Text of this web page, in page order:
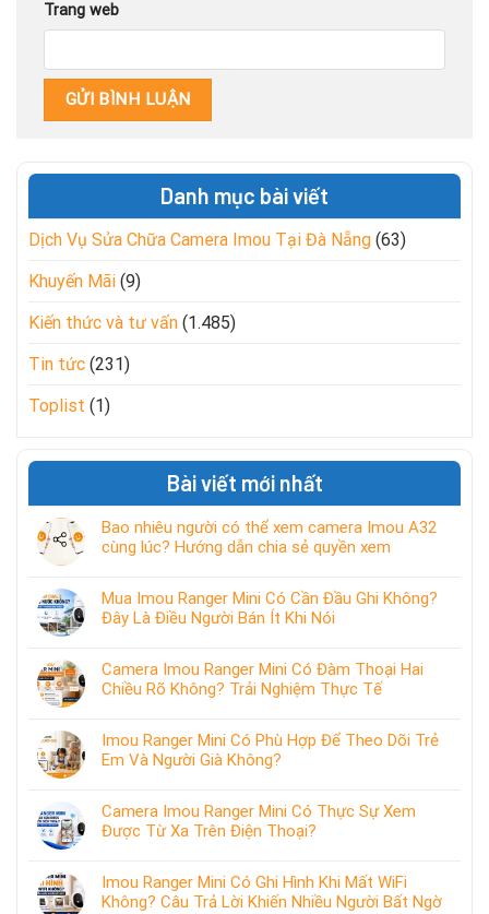
Trang web
Danh mục bài viết
Dịch Vụ Sửa Chữa Camera Imou Tại Đà Nẵng (63)
Khuyến Mãi (9)
Kiến thức và tư vấn (1.485)
Tin tức (231)
Toplist (1)
Bài viết mới nhất
Bao nhiêu người có thể xem camera Imou A32
cùng lúc? Hướng dẫn chia sẻ quyền xem
Mua Imou Ranger Mini Có Cần Đầu Ghi Không?
Đây Là Điều Người Bán Ít Khi Nói
Camera Imou Ranger Mini Có Đàm Thoại Hai
Chiều Rõ Không? Trải Nghiệm Thực Tế
Imou Ranger Mini Có Phù Hợp Để Theo Dõi Trẻ
Em Và Người Già Không?
Camera Imou Ranger Mini Có Thực Sự Xem
Được Từ Xa Trên Điện Thoại?
Imou Ranger Mini Có Ghi Hình Khi Mất WiFi
Không? Câu Trả Lời Khiến Nhiều Người Bất Ngờ